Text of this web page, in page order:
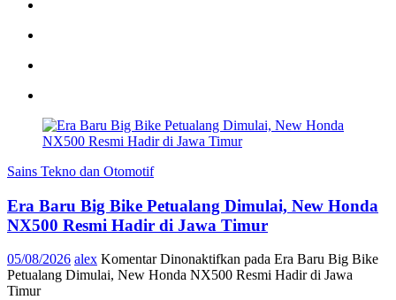
Sains Tekno dan Otomotif
Era Baru Big Bike Petualang Dimulai, New Honda
NX500 Resmi Hadir di Jawa Timur
05/08/2026 alex Komentar Dinonaktifkan pada Era Baru Big Bike
Petualang Dimulai, New Honda NX500 Resmi Hadir di Jawa
Timur